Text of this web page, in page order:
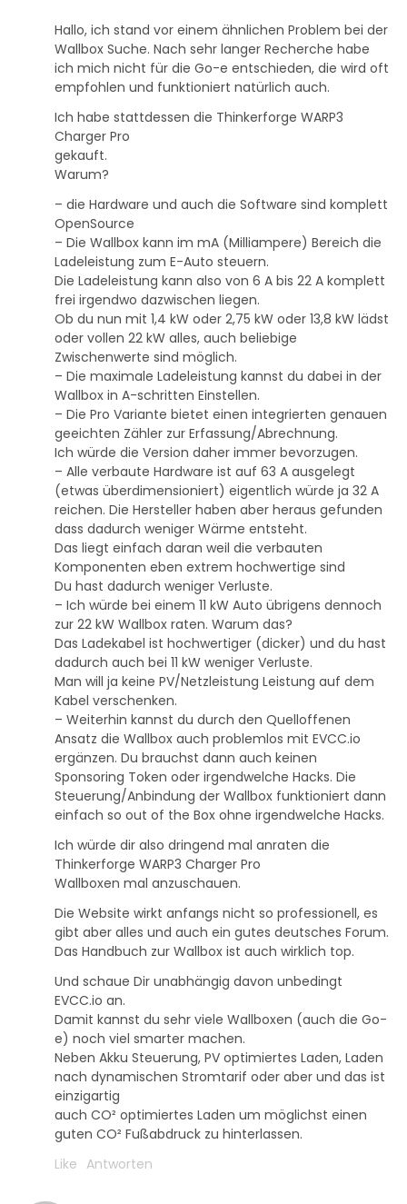
Hallo, ich stand vor einem ähnlichen Problem bei der
Wallbox Suche. Nach sehr langer Recherche habe
ich mich nicht für die Go-e entschieden, die wird oft
empfohlen und funktioniert natürlich auch.
Ich habe stattdessen die Thinkerforge WARP3
Charger Pro
gekauft.
Warum?
– die Hardware und auch die Software sind komplett
OpenSource
– Die Wallbox kann im mA (Milliampere) Bereich die
Ladeleistung zum E-Auto steuern.
Die Ladeleistung kann also von 6 A bis 22 A komplett
frei irgendwo dazwischen liegen.
Ob du nun mit 1,4 kW oder 2,75 kW oder 13,8 kW lädst
oder vollen 22 kW alles, auch beliebige
Zwischenwerte sind möglich.
– Die maximale Ladeleistung kannst du dabei in der
Wallbox in A-schritten Einstellen.
– Die Pro Variante bietet einen integrierten genauen
geeichten Zähler zur Erfassung/Abrechnung.
Ich würde die Version daher immer bevorzugen.
– Alle verbaute Hardware ist auf 63 A ausgelegt
(etwas überdimensioniert) eigentlich würde ja 32 A
reichen. Die Hersteller haben aber heraus gefunden
dass dadurch weniger Wärme entsteht.
Das liegt einfach daran weil die verbauten
Komponenten eben extrem hochwertige sind
Du hast dadurch weniger Verluste.
– Ich würde bei einem 11 kW Auto übrigens dennoch
zur 22 kW Wallbox raten. Warum das?
Das Ladekabel ist hochwertiger (dicker) und du hast
dadurch auch bei 11 kW weniger Verluste.
Man will ja keine PV/Netzleistung Leistung auf dem
Kabel verschenken.
– Weiterhin kannst du durch den Quelloffenen
Ansatz die Wallbox auch problemlos mit EVCC.io
ergänzen. Du brauchst dann auch keinen
Sponsoring Token oder irgendwelche Hacks. Die
Steuerung/Anbindung der Wallbox funktioniert dann
einfach so out of the Box ohne irgendwelche Hacks.
Ich würde dir also dringend mal anraten die
Thinkerforge WARP3 Charger Pro
Wallboxen mal anzuschauen.
Die Website wirkt anfangs nicht so professionell, es
gibt aber alles und auch ein gutes deutsches Forum.
Das Handbuch zur Wallbox ist auch wirklich top.
Und schaue Dir unabhängig davon unbedingt
EVCC.io an.
Damit kannst du sehr viele Wallboxen (auch die Go-
e) noch viel smarter machen.
Neben Akku Steuerung, PV optimiertes Laden, Laden
nach dynamischen Stromtarif oder aber und das ist
einzigartig
auch CO² optimiertes Laden um möglichst einen
guten CO² Fußabdruck zu hinterlassen.
Like Antworten